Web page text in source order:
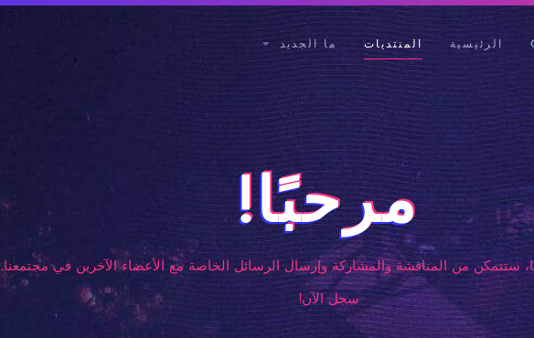
الرئيسية المنتديات ما الجديد
مرحبًا!
ستتمكن من المناقشة والمشاركة وإرسال الرسائل الخاصة مع الأعضاء الآخرين في مجتمعنا.
سجل الآن!